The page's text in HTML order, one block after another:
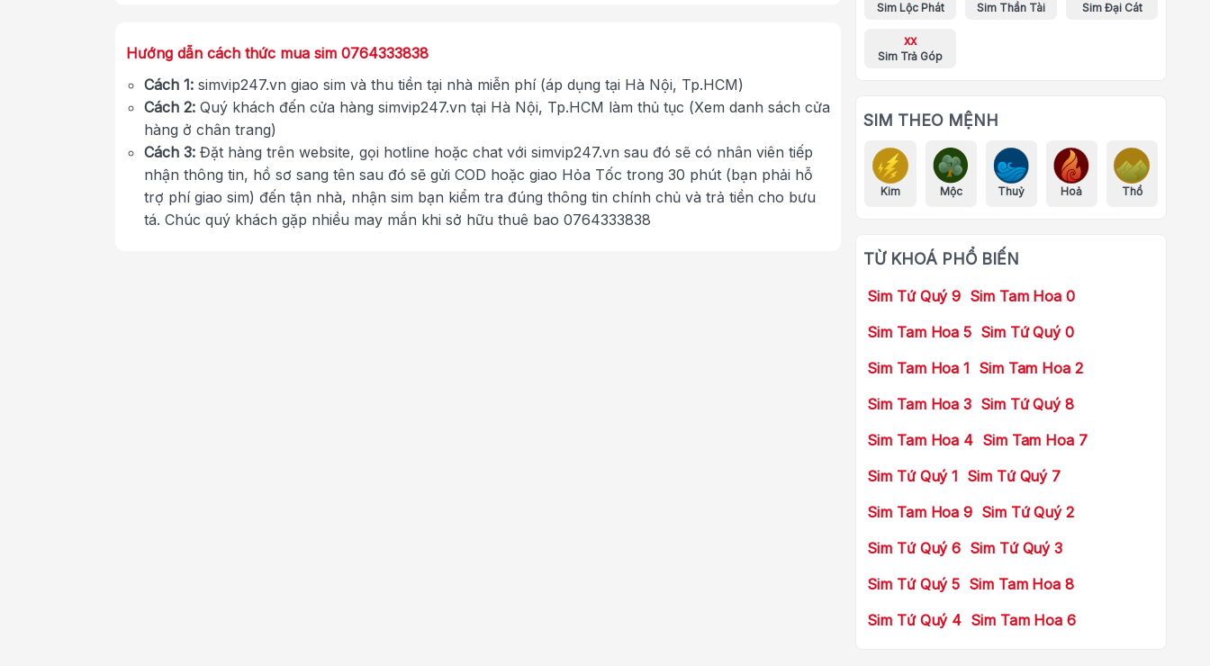
Hướng dẫn cách thức mua sim 0764333838
Cách 1: simvip247.vn giao sim và thu tiền tại nhà miễn phí (áp dụng tại Hà Nội, Tp.HCM)
Cách 2: Quý khách đến cửa hàng simvip247.vn tại Hà Nội, Tp.HCM làm thủ tục (Xem danh sách cửa
hàng ở chân trang)
Cách 3: Đặt hàng trên website, gọi hotline hoặc chat với simvip247.vn sau đó sẽ có nhân viên tiếp
nhận thông tin, hồ sơ sang tên sau đó sẽ gửi COD hoặc giao Hỏa Tốc trong 30 phút (bạn phải hỗ
trợ phí giao sim) đến tận nhà, nhận sim bạn kiểm tra đúng thông tin chính chủ và trả tiền cho bưu
tá. Chúc quý khách gặp nhiều may mắn khi sở hữu thuê bao 0764333838
Sim Lộc Phát Sim Thần Tài Sim Đại Cát
xx
Sim Trả Góp
SIM THEO MỆNH
Kim Mộc Thuỷ Hoả Thổ
TỪ KHOÁ PHỔ BIẾN
Sim Tứ Quý 9 Sim Tam Hoa 0
Sim Tam Hoa 5 Sim Tứ Quý 0
Sim Tam Hoa 1 Sim Tam Hoa 2
Sim Tam Hoa 3 Sim Tứ Quý 8
Sim Tam Hoa 4 Sim Tam Hoa 7
Sim Tứ Quý 1 Sim Tứ Quý 7
Sim Tam Hoa 9 Sim Tứ Quý 2
Sim Tứ Quý 6 Sim Tứ Quý 3
Sim Tứ Quý 5 Sim Tam Hoa 8
Sim Tứ Quý 4 Sim Tam Hoa 6